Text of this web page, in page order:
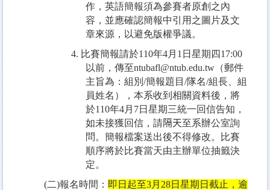
作，英語簡報須為參賽者原創之內
容，並應確認簡報中引用之圖片及文
章來源，以避免版權爭議。
4. 比賽簡報請於110年4月 1 日星期四17:00
以前，傳至ntubafl@ntub.edu.tw （郵件
主旨為：組別 /簡報題目 /隊名/組長、組
員姓名），本系收到相關資料後，將
於110年4月 7日星期三統一回信告知，
如未接獲回信，請隔天至系辦公室詢
問。簡報檔案送出後不得修改。比賽
順序將於比賽當天由主辦單位抽籤決
定。
(二)報名時間： 即日起至3月 28日星期日截止，逾